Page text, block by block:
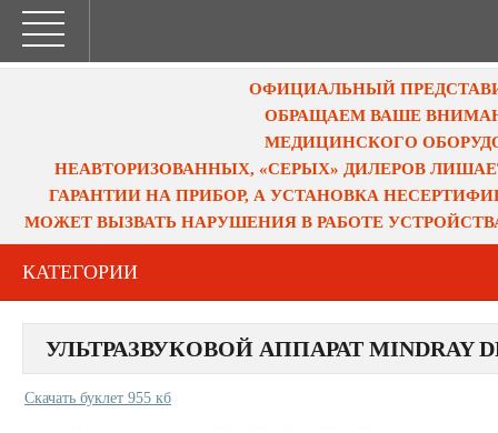
ОФИЦИАЛЬНЫЙ
ОБРАЩАЕМ ВАШЕ
МЕДИЦИНСКОГО
НЕАВТОРИЗОВАННЫХ, «СЕРЫХ» ДИЛЕРОВ
ГАРАНТИИ НА ПРИБОР, А УСТАНОВКА
МОЖЕТ ВЫЗВАТЬ НАРУШЕНИЯ В РАБОТЕ
КАТЕГОРИИ
УЛЬТРАЗВУКОВОЙ АППАРАТ MINDRAY
Скачать буклет 955 кб